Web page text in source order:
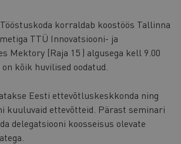
korraldab koostöös Tallinna
TTÜ Innovatsiooni- ja
Mektory (Raja 15 ) algusega kell 9.00
kõik huvilised oodatud.
Eesti ettevõtluskeskkonda ning
kuuluvaid ettevõtteid. Pärast seminari
delegatsiooni koosseisus olevate